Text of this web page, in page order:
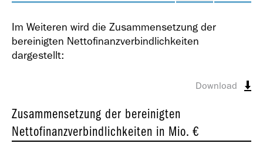
Im Weiteren wird die Zusammensetzung der
bereinigten Nettofinanzverbindlichkeiten
dargestellt:
Download
Zusammensetzung der bereinigten
Nettofinanzverbindlichkeiten in Mio. €